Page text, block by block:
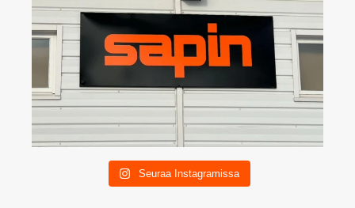
Seuraa Instagramissa